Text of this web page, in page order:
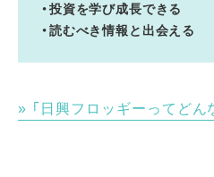
・投資を学び成長できる
・読むべき情報と出会える
「日興フロッギーってど